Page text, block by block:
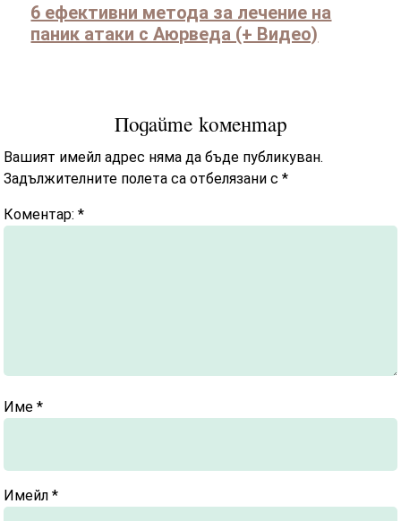
6 ефективни метода за лечение на
паник атаки с Аюрведа (+ Видео)
Подайте коментар
Вашият имейл адрес няма да бъде публикуван.
Задължителните полета са отбелязани с*
Коментар:*
Име*
Имейл*